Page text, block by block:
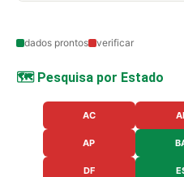
dados prontos verificar
🗺️ Pesquisa por Estado
AC
AP
DF